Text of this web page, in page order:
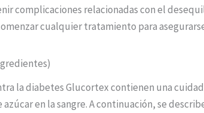
complicaciones relacionadas con el
cualquier tratamiento para
la diabetes Glucortex contienen una
azúcar en la sangre. A continuación, se